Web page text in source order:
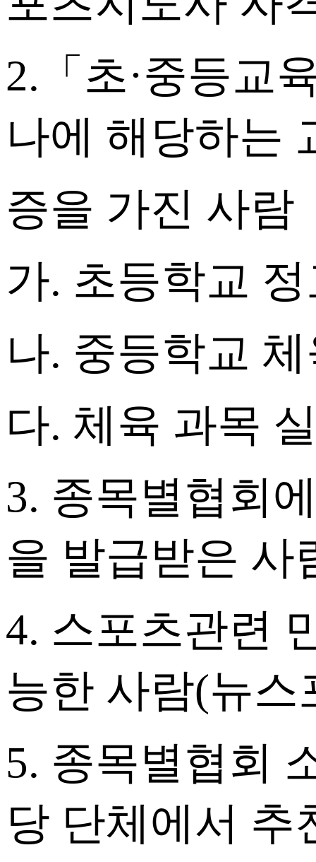
2.「초·중등교
나에 해당하는
증을 가진 사람
가. 초등학교
나. 중등학교
다. 체육 과목
3. 종목별협회
을 발급받은 사
4. 스포츠관련
능한 사람(뉴스
5. 종목별협회
당 단체에서 추